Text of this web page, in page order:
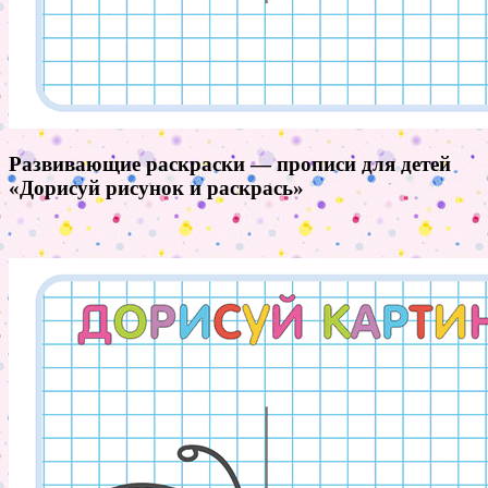
Развивающие раскраски — прописи для детей
«Дорисуй рисунок и раскрась»